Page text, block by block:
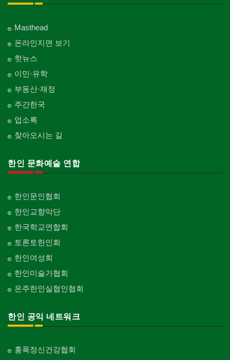
Masthead
온라인지면 보기
핫뉴스
이민·유학
부동산·재정
주간한국
업소록
찾아오시는 길
한인 문화예술 연합
한인문인협회
한인교향악단
한국학교연합회
토론토한인회
한인여성회
한인미술가협회
온주한인실협인협회
한인 공익 네트워크
홍푹정신건강협회